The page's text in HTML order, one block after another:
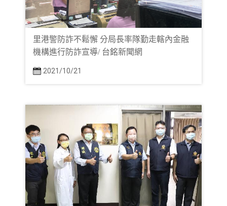
里港警防詐不鬆懈 分局長率隊勤走轄內金融
機構進行防詐宣導/ 台銘新聞網
2021/10/21